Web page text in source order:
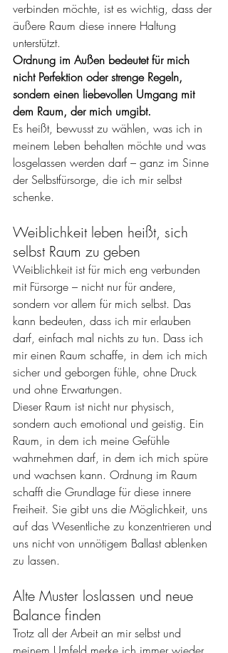
verbinden möchte, ist es wichtig, dass der
äußere Raum diese innere Haltung
unterstützt.
Ordnung im Außen bedeutet für mich
nicht Perfektion oder strenge Regeln,
sondern einen liebevollen Umgang mit
dem Raum, der mich umgibt.
Es heißt, bewusst zu wählen, was ich in
meinem Leben behalten möchte und was
losgelassen werden darf – ganz im Sinne
der Selbstfürsorge, die ich mir selbst
schenke.
Weiblichkeit leben heißt, sich
selbst Raum zu geben
Weiblichkeit ist für mich eng verbunden
mit Fürsorge – nicht nur für andere,
sondern vor allem für mich selbst. Das
kann bedeuten, dass ich mir erlauben
darf, einfach mal nichts zu tun. Dass ich
mir einen Raum schaffe, in dem ich mich
sicher und geborgen fühle, ohne Druck
und ohne Erwartungen.
Dieser Raum ist nicht nur physisch,
sondern auch emotional und geistig. Ein
Raum, in dem ich meine Gefühle
wahrnehmen darf, in dem ich mich spüre
und wachsen kann. Ordnung im Raum
schafft die Grundlage für diese innere
Freiheit. Sie gibt uns die Möglichkeit, uns
auf das Wesentliche zu konzentrieren und
uns nicht von unnötigem Ballast ablenken
zu lassen.
Alte Muster loslassen und neue
Balance finden
Trotz all der Arbeit an mir selbst und